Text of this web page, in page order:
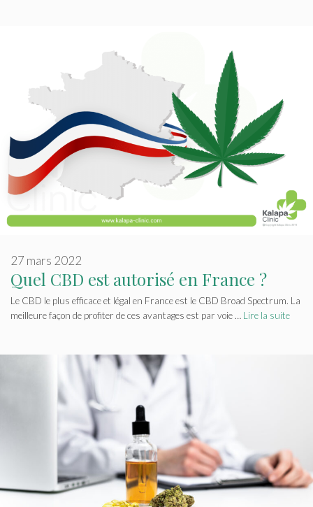
Quel CBD est autorisé en France ?
27 mars 2022
Le CBD le plus efficace et légal en France est le CBD Broad Spectrum. La
meilleure façon de profiter de ces avantages est par voie … Lire la suite